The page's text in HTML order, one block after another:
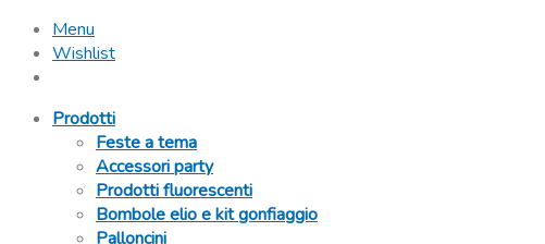
Menu
Wishlist
Prodotti
Feste a tema
Accessori party
Prodotti fluorescenti
Bombole elio e kit gonfiaggio
Palloncini